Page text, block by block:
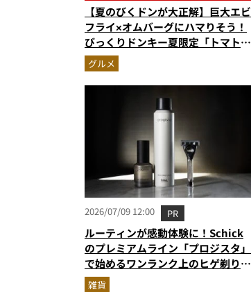
【夏のびくドンが大正解】巨大エビ
フライ×オムバーグにハマりそう！
びっくりドンキー夏限定「トマト弾
けるハンバーグ」を実食レビュー
グルメ
2026/07/09 12:00 PR
ルーティンが感動体験に！Schick
のプレミアムライン「プロジスタ」
で始めるワンランク上のヒゲ剃り習
慣
雑貨